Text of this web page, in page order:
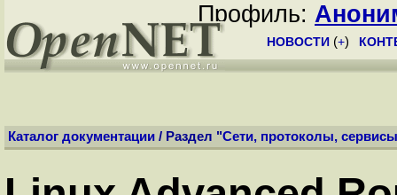
Профиль:
НОВОСТИ (+)
Каталог документации / Раздел "Сети, протоколы, сервисы